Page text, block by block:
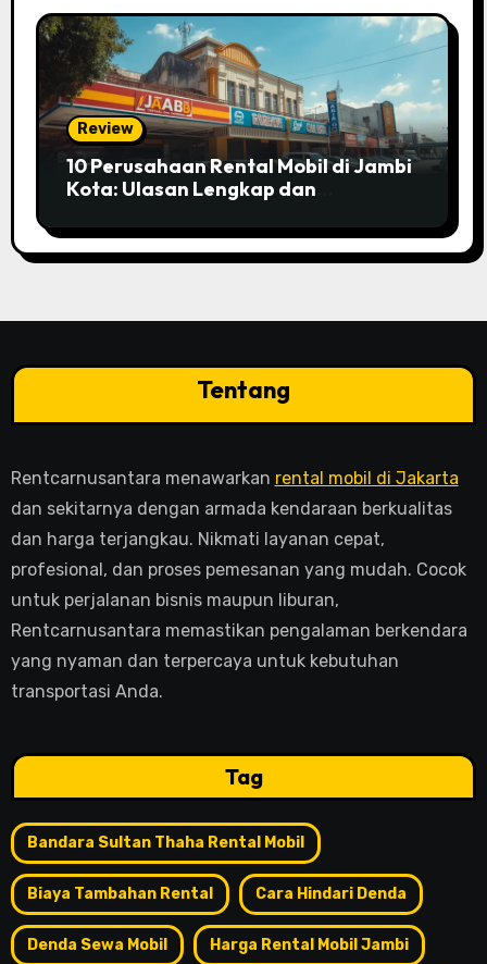
Review
10 Perusahaan Rental Mobil di Jambi
Kota: Ulasan Lengkap dan
Tentang
Rentcarnusantara menawarkan rental mobil di Jakarta
dan sekitarnya dengan armada kendaraan berkualitas
dan harga terjangkau. Nikmati layanan cepat,
profesional, dan proses pemesanan yang mudah. Cocok
untuk perjalanan bisnis maupun liburan,
Rentcarnusantara memastikan pengalaman berkendara
yang nyaman dan terpercaya untuk kebutuhan
transportasi Anda.
Tag
Bandara Sultan Thaha Rental Mobil
Biaya Tambahan Rental Cara Hindari Denda
Denda Sewa Mobil Harga Rental Mobil Jambi